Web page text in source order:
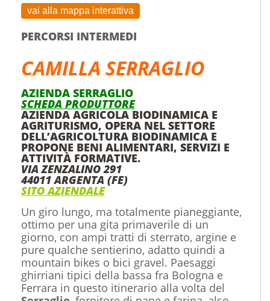
vai alla mappa interattiva
PERCORSI INTERMEDI
CAMILLA SERRAGLIO
AZIENDA SERRAGLIO
SCHEDA PRODUTTORE
AZIENDA AGRICOLA BIODINAMICA E
AGRITURISMO, OPERA NEL SETTORE
DELL’AGRICOLTURA BIODINAMICA E
PROPONE BENI ALIMENTARI, SERVIZI E
ATTIVITÀ FORMATIVE.
VIA ZENZALINO 291
44011 ARGENTA (FE)
SITO AZIENDALE
Un giro lungo, ma totalmente pianeggiante,
ottimo per una gita primaverile di un
giorno, con ampi tratti di sterrato, argine e
pure qualche sentierino, adatto quindi a
mountain bikes o bici gravel. Paesaggi
ghirriani tipici della bassa fra Bologna e
Ferrara in questo itinerario alla volta del